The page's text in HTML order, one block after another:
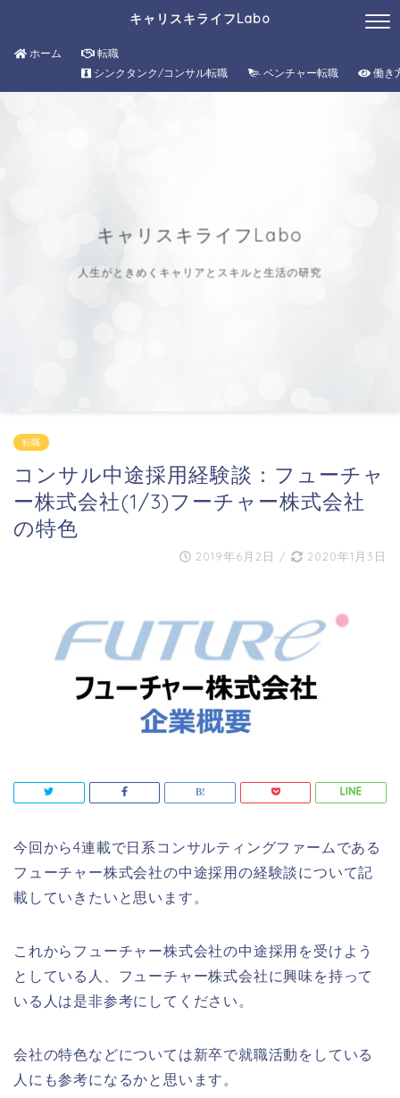
キャリスキライフLabo
ホーム
転職
シンクタンク/コンサル転職
ベンチャー転職 働き
キャリスキライフLabo
人生がときめくキャリアとスキルと生活の研究
転職
コンサル中途採用経験談：フューチャ
ー株式会社(1/3)フーチャー株式会社
の特色
2019年6月2日 / 2020年1月3日
今回から4連載で日系コンサルティングファームである
フューチャー株式会社の中途採用の経験談について記
載していきたいと思います。
これからフューチャー株式会社の中途採用を受けよう
としている人、フューチャー株式会社に興味を持って
いる人は是非参考にしてください。
会社の特色などについては新卒で就職活動をしている
人にも参考になるかと思います。